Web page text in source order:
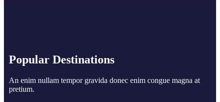
Popular Destinations
An enim nullam tempor gravida donec enim congue magna at
pretium.